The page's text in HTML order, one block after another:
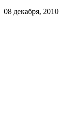
08 декабря, 2010